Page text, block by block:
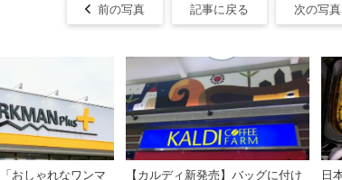
前の写真 記事に戻る 次の写真